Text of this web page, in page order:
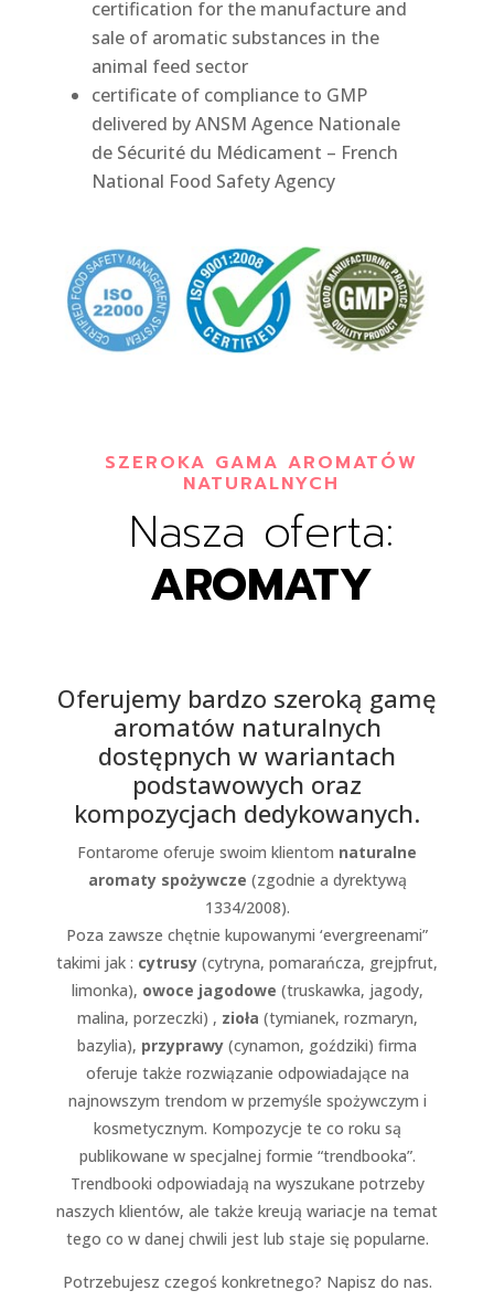
certification for the manufacture and
sale of aromatic substances in the
animal feed sector
certificate of compliance to GMP
delivered by ANSM Agence Nationale
de Sécurité du Médicament – French
National Food Safety Agency
SZEROKA GAMA AROMATÓW
NATURALNYCH
Nasza oferta:
AROMATY
Oferujemy bardzo szeroką gamę
aromatów naturalnych
dostępnych w wariantach
podstawowych oraz
kompozycjach dedykowanych.
Fontarome oferuje swoim klientom naturalne
aromaty spożywcze (zgodnie a dyrektywą
1334/2008).
Poza zawsze chętnie kupowanymi ‘evergreenami”
takimi jak : cytrusy (cytryna, pomarańcza, grejpfrut,
limonka), owoce jagodowe (truskawka, jagody,
malina, porzeczki) , zioła (tymianek, rozmaryn,
bazylia), przyprawy (cynamon, goździki) firma
oferuje także rozwiązanie odpowiadające na
najnowszym trendom w przemyśle spożywczym i
kosmetycznym. Kompozycje te co roku są
publikowane w specjalnej formie “trendbooka”.
Trendbooki odpowiadają na wyszukane potrzeby
naszych klientów, ale także kreują wariacje na temat
tego co w danej chwili jest lub staje się popularne.
Potrzebujesz czegoś konkretnego? Napisz do nas.